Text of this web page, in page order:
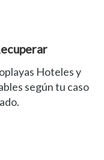
Hoteles y
según tu caso